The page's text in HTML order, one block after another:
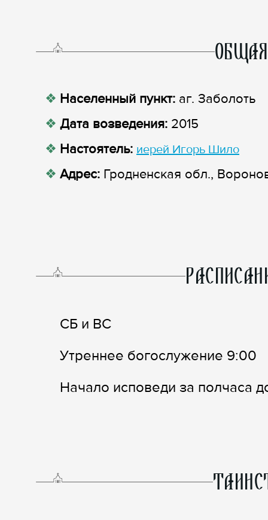
Населенный пункт: аг. Заболоть
Дата возведения: 2015
Настоятель: иерей Игорь Шило
Адрес: Гродненская обл.,
СБ и ВС
Утреннее богослужение 9:00
Начало исповеди за полчаса